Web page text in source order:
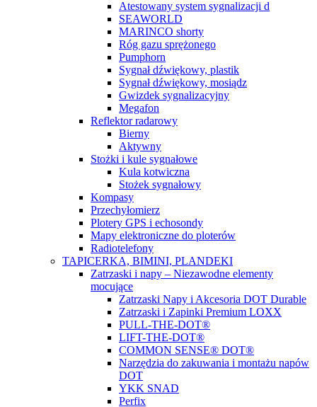
Atestowany system sygnalizacji d
SEAWORLD
MARINCO shorty
Róg gazu sprężonego
Pumphorn
Sygnał dźwiękowy, plastik
Sygnał dźwiękowy, mosiądz
Gwizdek sygnalizacyjny
Megafon
Reflektor radarowy
Bierny
Aktywny
Stożki i kule sygnałowe
Kula kotwiczna
Stożek sygnałowy
Kompasy
Przechyłomierz
Plotery GPS i echosondy
Mapy elektroniczne do ploterów
Radiotelefony
TAPICERKA, BIMINI, PLANDEKI
Zatrzaski i napy – Niezawodne elementy
mocujące
Zatrzaski Napy i Akcesoria DOT Durable
Zatrzaski i Zapinki Premium LOXX
PULL-THE-DOT®
LIFT-THE-DOT®
COMMON SENSE® DOT®
Narzędzia do zakuwania i montażu napów
DOT
YKK SNAD
Perfix